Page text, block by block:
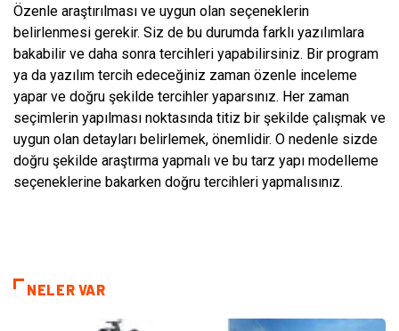
Özenle araştırılması ve uygun olan seçeneklerin
belirlenmesi gerekir. Siz de bu durumda farklı yazılımlara
bakabilir ve daha sonra tercihleri yapabilirsiniz. Bir program
ya da yazılım tercih edeceğiniz zaman özenle inceleme
yapar ve doğru şekilde tercihler yaparsınız. Her zaman
seçimlerin yapılması noktasında titiz bir şekilde çalışmak ve
uygun olan detayları belirlemek, önemlidir. O nedenle sizde
doğru şekilde araştırma yapmalı ve bu tarz yapı modelleme
seçeneklerine bakarken doğru tercihleri yapmalısınız.
NELER VAR